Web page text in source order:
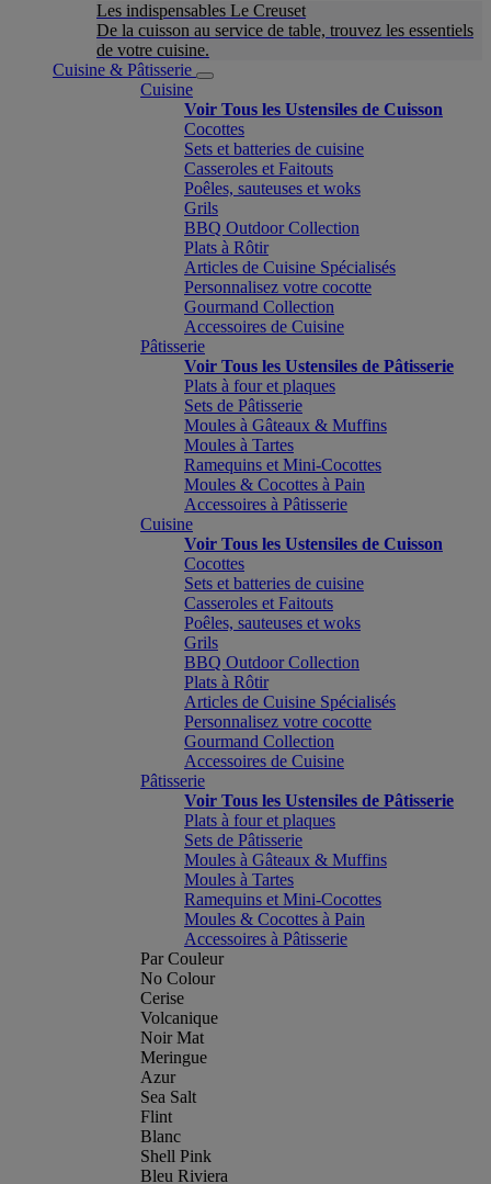
Les indispensables Le Creuset
De la cuisson au service de table, trouvez les essentiels
de votre cuisine.
Cuisine & Pâtisserie
Cuisine
Voir Tous les Ustensiles de Cuisson
Cocottes
Sets et batteries de cuisine
Casseroles et Faitouts
Poêles, sauteuses et woks
Grils
BBQ Outdoor Collection
Plats à Rôtir
Articles de Cuisine Spécialisés
Personnalisez votre cocotte
Gourmand Collection
Accessoires de Cuisine
Pâtisserie
Voir Tous les Ustensiles de Pâtisserie
Plats à four et plaques
Sets de Pâtisserie
Moules à Gâteaux & Muffins
Moules à Tartes
Ramequins et Mini-Cocottes
Moules & Cocottes à Pain
Accessoires à Pâtisserie
Cuisine
Voir Tous les Ustensiles de Cuisson
Cocottes
Sets et batteries de cuisine
Casseroles et Faitouts
Poêles, sauteuses et woks
Grils
BBQ Outdoor Collection
Plats à Rôtir
Articles de Cuisine Spécialisés
Personnalisez votre cocotte
Gourmand Collection
Accessoires de Cuisine
Pâtisserie
Voir Tous les Ustensiles de Pâtisserie
Plats à four et plaques
Sets de Pâtisserie
Moules à Gâteaux & Muffins
Moules à Tartes
Ramequins et Mini-Cocottes
Moules & Cocottes à Pain
Accessoires à Pâtisserie
Par Couleur
No Colour
Cerise
Volcanique
Noir Mat
Meringue
Azur
Sea Salt
Flint
Blanc
Shell Pink
Bleu Riviera